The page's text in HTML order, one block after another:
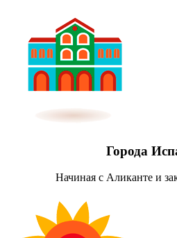
Города
Начиная с Аликанте и